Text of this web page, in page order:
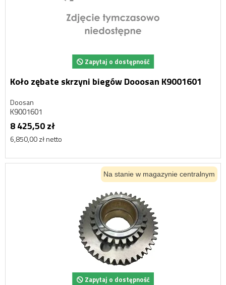
Zapytaj o dostępność
Koło zębate skrzyni biegów Dooosan K9001601
Doosan
K9001601
8 425,50 zł
6,850,00 zł netto
Na stanie w magazynie centralnym
Zapytaj o dostępność